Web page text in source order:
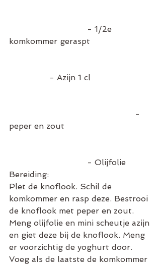
                               - 1/2e
komkommer geraspt
                - Azijn 1 cl
                                                  -
peper en zout
                               - Olijfolie
Bereiding:
Plet de knoflook. Schil de
komkommer en rasp deze. Bestrooi
de knoflook met peper en zout.
Meng olijfolie en mini scheutje azijn
en giet deze bij de knoflook. Meng
er voorzichtig de yoghurt door.
Voeg als de laatste de komkommer